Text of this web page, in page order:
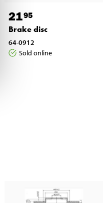
2195
Brake disc
64-0912
Sold online